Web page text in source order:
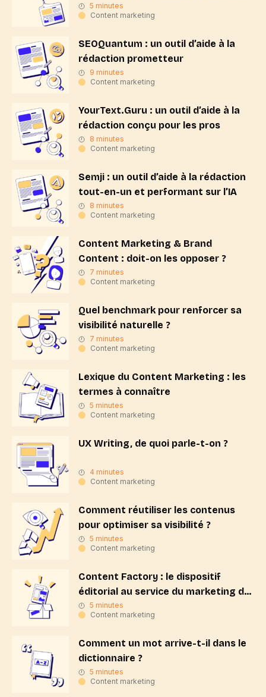
5 minutes
Content marketing
SEOQuantum : un outil d’aide à la
rédaction prometteur
9 minutes
Content marketing
YourText.Guru : un outil d’aide à la
rédaction conçu pour les pros
8 minutes
Content marketing
Semji : un outil d’aide à la rédaction
tout-en-un et performant sur l’IA
8 minutes
Content marketing
Content Marketing & Brand
Content : doit-on les opposer ?
7 minutes
Content marketing
Quel benchmark pour renforcer sa
visibilité naturelle ?
7 minutes
Content marketing
Lexique du Content Marketing : les
termes à connaître
5 minutes
Content marketing
UX Writing, de quoi parle-t-on ?
4 minutes
Content marketing
Comment réutiliser les contenus
pour optimiser sa visibilité ?
5 minutes
Content marketing
Content Factory : le dispositif
éditorial au service du marketing de
contenus
5 minutes
Content marketing
Comment un mot arrive-t-il dans le
dictionnaire ?
5 minutes
Content marketing